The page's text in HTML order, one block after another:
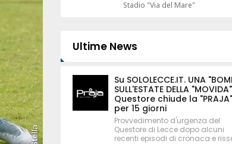
Stadio "Via del Mare"
Ultime News
Su SOLOLECCE.IT. UNA
SULL'ESTATE DELLA
Questore chiude la "PRAJA"
per 15 giorni
Provvedimento d'urgenza del
Questore di Lecce dopo alcuni
recenti episodi di cronaca e